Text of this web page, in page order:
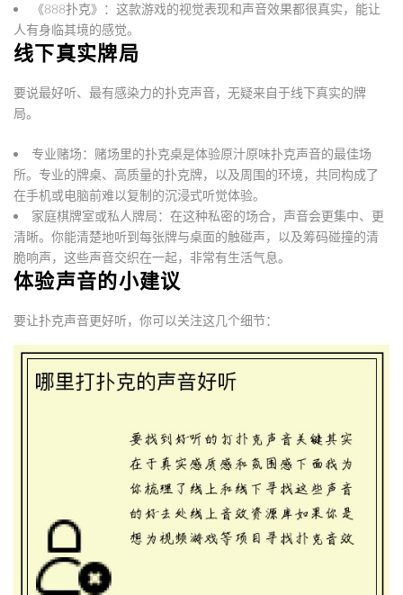
《888扑克》 ：这款游戏的视觉表现和声音效果都很真实，能让
人有身临其境的感觉。
线下真实牌局
要说最好听、最有感染力的扑克声音，无疑来自于线下真实的牌
局。
专业赌场：赌场里的扑克桌是体验原汁原味扑克声音的最佳场
所。专业的牌桌、高质量的扑克牌，以及周围的环境，共同构成了
在手机或电脑前难以复制的沉浸式听觉体验。
家庭棋牌室或私人牌局：在这种私密的场合，声音会更集中、更
清晰。你能清楚地听到每张牌与桌面的触碰声，以及筹码碰撞的清
脆响声，这些声音交织在一起，非常有生活气息。
体验声音的小建议
要让扑克声音更好听，你可以关注这几个细节：